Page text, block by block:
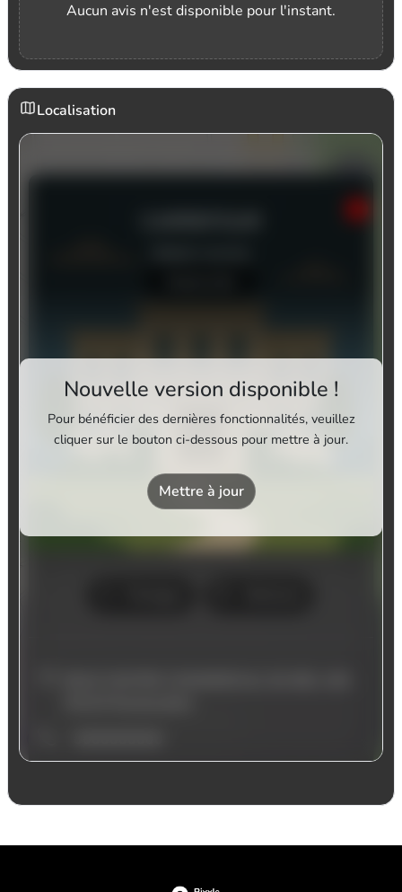
Aucun avis n'est disponible pour l'instant.
Localisation